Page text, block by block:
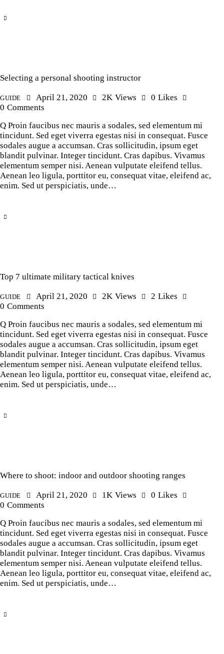
Selecting a personal shooting instructor
GUIDE April 21, 2020 2K Views 0 Likes
0 Comments
Q Proin faucibus nec mauris a sodales, sed elementum mi
tincidunt. Sed eget viverra egestas nisi in consequat. Fusce
sodales augue a accumsan. Cras sollicitudin, ipsum eget
blandit pulvinar. Integer tincidunt. Cras dapibus. Vivamus
elementum semper nisi. Aenean vulputate eleifend tellus.
Aenean leo ligula, porttitor eu, consequat vitae, eleifend ac,
enim. Sed ut perspiciatis, unde…
Top 7 ultimate military tactical knives
GUIDE April 21, 2020 2K Views 2 Likes
0 Comments
Q Proin faucibus nec mauris a sodales, sed elementum mi
tincidunt. Sed eget viverra egestas nisi in consequat. Fusce
sodales augue a accumsan. Cras sollicitudin, ipsum eget
blandit pulvinar. Integer tincidunt. Cras dapibus. Vivamus
elementum semper nisi. Aenean vulputate eleifend tellus.
Aenean leo ligula, porttitor eu, consequat vitae, eleifend ac,
enim. Sed ut perspiciatis, unde…
Where to shoot: indoor and outdoor shooting ranges
GUIDE April 21, 2020 1K Views 0 Likes
0 Comments
Q Proin faucibus nec mauris a sodales, sed elementum mi
tincidunt. Sed eget viverra egestas nisi in consequat. Fusce
sodales augue a accumsan. Cras sollicitudin, ipsum eget
blandit pulvinar. Integer tincidunt. Cras dapibus. Vivamus
elementum semper nisi. Aenean vulputate eleifend tellus.
Aenean leo ligula, porttitor eu, consequat vitae, eleifend ac,
enim. Sed ut perspiciatis, unde…